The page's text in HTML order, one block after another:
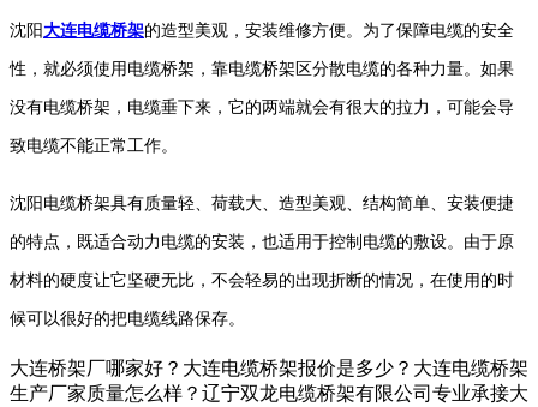
沈阳大连电缆桥架的造型美观，安装维修方便。为了保障电缆的安全
性，就必须使用电缆桥架，靠电缆桥架区分散电缆的各种力量。如果
没有电缆桥架，电缆垂下来，它的两端就会有很大的拉力，可能会导
致电缆不能正常工作。
沈阳电缆桥架具有质量轻、荷载大、造型美观、结构简单、安装便捷
的特点，既适合动力电缆的安装，也适用于控制电缆的敷设。由于原
材料的硬度让它坚硬无比，不会轻易的出现折断的情况，在使用的时
候可以很好的把电缆线路保存。
大连桥架厂哪家好？大连电缆桥架报价是多少？大连电缆桥架
生产厂家质量怎么样？辽宁双龙电缆桥架有限公司专业承接大